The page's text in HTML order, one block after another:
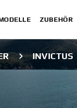
ZUBEHÖR
INVICTUS